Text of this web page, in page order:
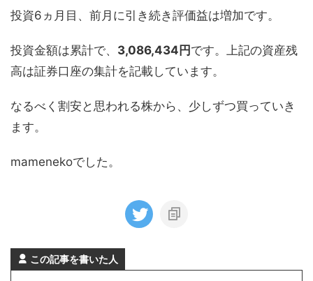
投資6ヵ月目、前月に引き続き評価益は増加です。
投資金額は累計で、 3,086,434円 です。上記の資産残
高は証券口座の集計を記載しています。
なるべく割安と思われる株から、少しずつ買っていき
ます。
mamenekoでした。
この記事を書いた人